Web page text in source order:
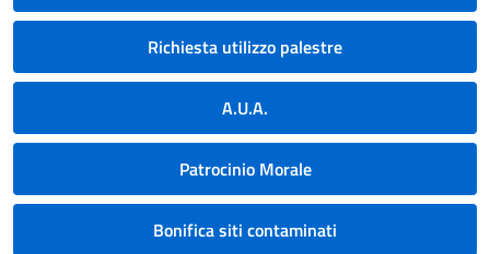
Richiesta utilizzo palestre
A.U.A.
Patrocinio Morale
Bonifica siti contaminati